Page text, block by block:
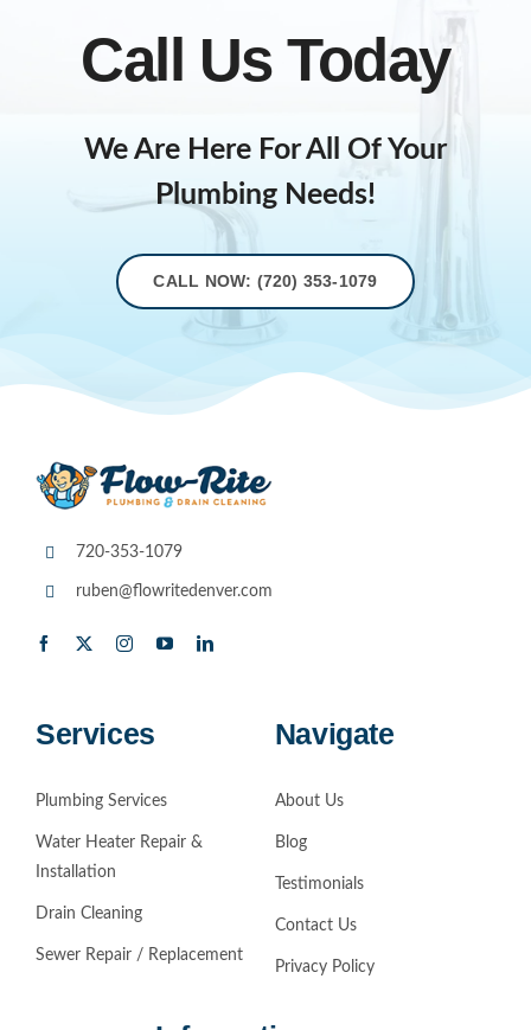
Call Us Today
We Are Here For All Of Your
Plumbing Needs!
CALL NOW: (720) 353-1079
720-353-1079
ruben@flowritedenver.com
Services
Plumbing Services
Water Heater Repair &
Installation
Drain Cleaning
Sewer Repair / Replacement
Navigate
About Us
Blog
Testimonials
Contact Us
Privacy Policy